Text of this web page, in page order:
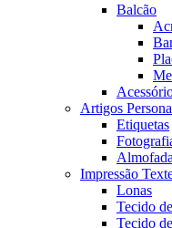
Balcão
Artigos
Etiquetas
Impressão
Lonas
Tecido
Tecido